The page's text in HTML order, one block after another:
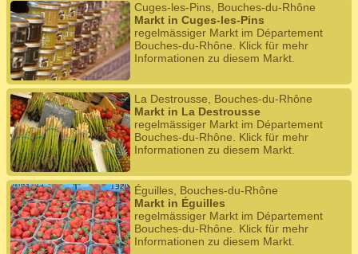
Cuges-les-Pins, Bouches-du-Rhône
Markt in Cuges-les-Pins
regelmässiger Markt im Département
Bouches-du-Rhône. Klick für mehr
Informationen zu diesem Markt.
La Destrousse, Bouches-du-Rhône
Markt in La Destrousse
regelmässiger Markt im Département
Bouches-du-Rhône. Klick für mehr
Informationen zu diesem Markt.
Éguilles, Bouches-du-Rhône
Markt in Éguilles
regelmässiger Markt im Département
Bouches-du-Rhône. Klick für mehr
Informationen zu diesem Markt.